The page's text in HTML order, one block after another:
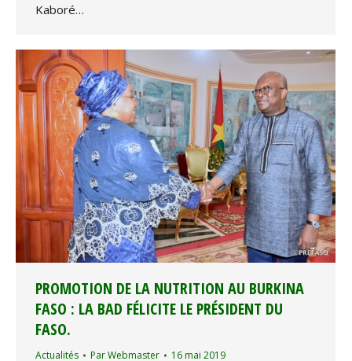
Kaboré…
PROMOTION DE LA NUTRITION AU BURKINA
FASO : LA BAD FÉLICITE LE PRÉSIDENT DU
FASO.
Actualités ParWebmaster 16 mai 2019